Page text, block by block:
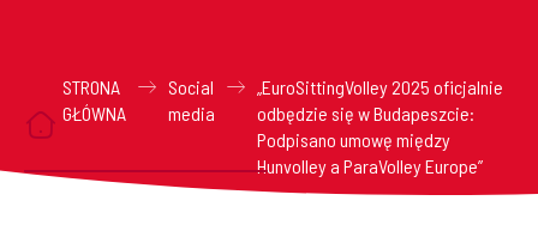
STRONA
GŁÓWNA
Social
media
„EuroSittingVolley 2025 oficjalnie
odbędzie się w Budapeszcie:
Podpisano umowę między
Hunvolley a ParaVolley Europe”